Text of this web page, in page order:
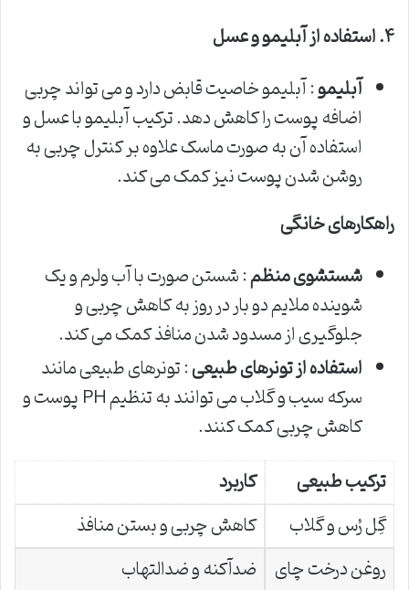
۴.استفاده از آبلیمو و عسل
آبلیمو: آبلیمو خاصیت قابض دارد و می تواند چربی
اضافه پوست را کاهش دهد. ترکیب آبلیمو با عسل و
استفاده آن به صورت ماسک علاوه بر کنترل چربی به
روشن شدن پوست نیز کمک می کند.
راهکارهای خانگی
شستشوی منظم: شستن صورت با آب ولرم و یک
شوینده ملایم دو بار در روز به کاهش چربی و
جلوگیری از مسدود شدن منافذ کمک می کند.
استفاده از تونرهای طبیعی: تونرهای طبیعی مانند
سرکه سیب و گلاب می توانند به تنظیم PH پوست و
کاهش چربی کمک کنند.
ترکیب طبیعی
کاربرد
گِل رُس و گلاب
کاهش چربی و بستن منافذ
روغن درخت چای ضدآکنه و ضدالتهاب